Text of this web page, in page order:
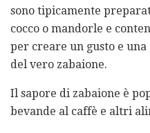
sono tipicamente
cocco o mandorle e
per creare un gusto e
del vero zabaione.
Il sapore di zabaione è
bevande al caffè e altri